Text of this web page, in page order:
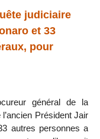
judiciaire
et 33
pour
général de la
Président Jair
autres personnes a